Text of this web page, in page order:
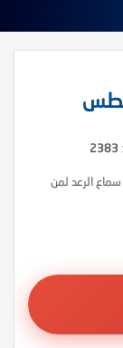
2383
سماع الرعد لمن